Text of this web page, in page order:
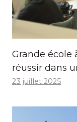
Grande école
réussir dans
23 juillet 2025